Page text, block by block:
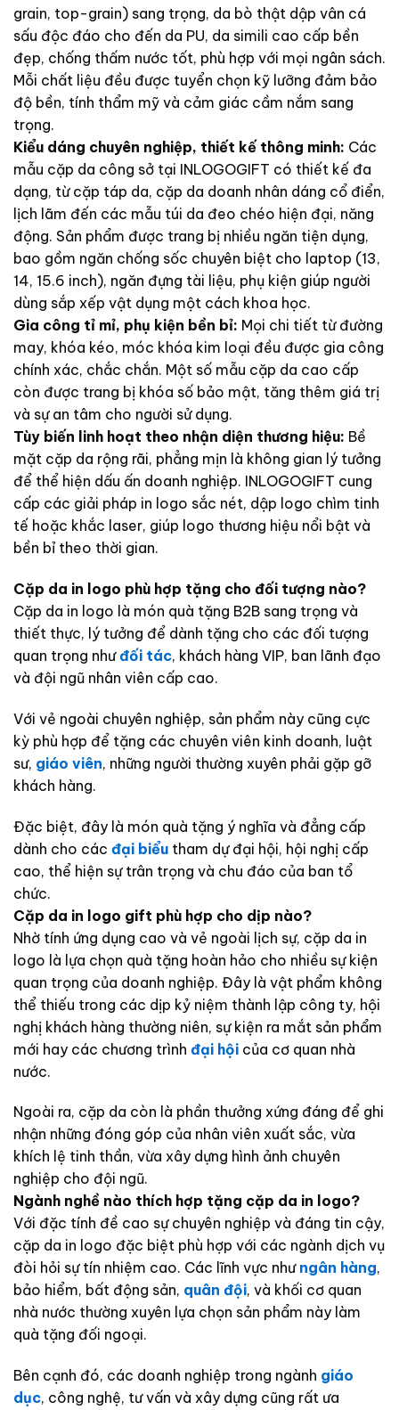
grain, top-grain) sang trọng, da bò thật dập vân cá
sấu độc đáo cho đến da PU, da simili cao cấp bền
đẹp, chống thấm nước tốt, phù hợp với mọi ngân sách.
Mỗi chất liệu đều được tuyển chọn kỹ lưỡng đảm bảo
độ bền, tính thẩm mỹ và cảm giác cầm nắm sang
trọng.
Kiểu dáng chuyên nghiệp, thiết kế thông minh: Các
mẫu cặp da công sở tại INLOGOGIFT có thiết kế đa
dạng, từ cặp táp da, cặp da doanh nhân dáng cổ điển,
lịch lãm đến các mẫu túi da đeo chéo hiện đại, năng
động. Sản phẩm được trang bị nhiều ngăn tiện dụng,
bao gồm ngăn chống sốc chuyên biệt cho laptop (13,
14, 15.6 inch), ngăn đựng tài liệu, phụ kiện giúp người
dùng sắp xếp vật dụng một cách khoa học.
Gia công tỉ mỉ, phụ kiện bền bỉ: Mọi chi tiết từ đường
may, khóa kéo, móc khóa kim loại đều được gia công
chính xác, chắc chắn. Một số mẫu cặp da cao cấp
còn được trang bị khóa số bảo mật, tăng thêm giá trị
và sự an tâm cho người sử dụng.
Tùy biến linh hoạt theo nhận diện thương hiệu: Bề
mặt cặp da rộng rãi, phẳng mịn là không gian lý tưởng
để thể hiện dấu ấn doanh nghiệp. INLOGOGIFT cung
cấp các giải pháp in logo sắc nét, dập logo chìm tinh
tế hoặc khắc laser, giúp logo thương hiệu nổi bật và
bền bỉ theo thời gian.
Cặp da in logo phù hợp tặng cho đối tượng nào?
Cặp da in logo là món quà tặng B2B sang trọng và
thiết thực, lý tưởng để dành tặng cho các đối tượng
quan trọng nhưđối tác, khách hàng VIP, ban lãnh đạo
và đội ngũ nhân viên cấp cao.
Với vẻ ngoài chuyên nghiệp, sản phẩm này cũng cực
kỳ phù hợp để tặng các chuyên viên kinh doanh, luật
sư, giáo viên, những người thường xuyên phải gặp gỡ
khách hàng.
Đặc biệt, đây là món quà tặng ý nghĩa và đẳng cấp
dành cho các đại biểu tham dự đại hội, hội nghị cấp
cao, thể hiện sự trân trọng và chu đáo của ban tổ
chức.
Cặp da in logo gift phù hợp cho dịp nào?
Nhờ tính ứng dụng cao và vẻ ngoài lịch sự, cặp da in
logo là lựa chọn quà tặng hoàn hảo cho nhiều sự kiện
quan trọng của doanh nghiệp. Đây là vật phẩm không
thể thiếu trong các dịp kỷ niệm thành lập công ty, hội
nghị khách hàng thường niên, sự kiện ra mắt sản phẩm
mới hay các chương trình đại hội của cơ quan nhà
nước.
Ngoài ra, cặp da còn là phần thưởng xứng đáng để ghi
nhận những đóng góp của nhân viên xuất sắc, vừa
khích lệ tinh thần, vừa xây dựng hình ảnh chuyên
nghiệp cho đội ngũ.
Ngành nghề nào thích hợp tặng cặp da in logo?
Với đặc tính đề cao sự chuyên nghiệp và đáng tin cậy,
cặp da in logo đặc biệt phù hợp với các ngành dịch vụ
đòi hỏi sự tín nhiệm cao. Các lĩnh vực như ngân hàng,
bảo hiểm, bất động sản, quân đội, và khối cơ quan
nhà nước thường xuyên lựa chọn sản phẩm này làm
quà tặng đối ngoại.
Bên cạnh đó, các doanh nghiệp trong ngành giáo
dục, công nghệ, tư vấn và xây dựng cũng rất ưa